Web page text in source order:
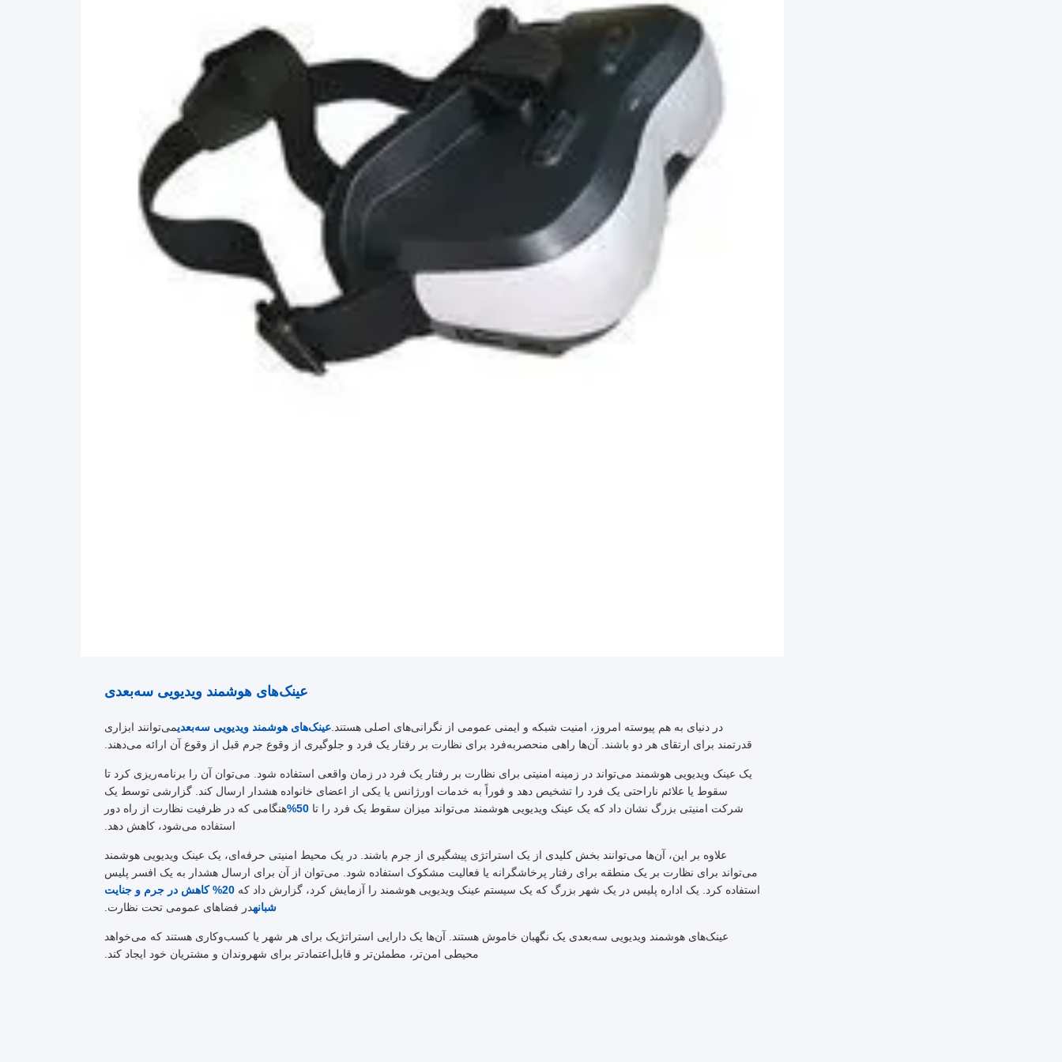
عینک‌های هوشمند ویدیویی سه‌بعدی
در دنیای به هم پیوسته امروز، امنیت شبکه و ایمنی عمومی از نگرانی‌های اصلی هستند. عینک‌های هوشمند ویدیویی سه‌بعدیمی‌توانند ابزاری
قدرتمند برای ارتقای هر دو باشند. آن‌ها راهی منحصربه‌فرد برای نظارت بر رفتار یک فرد و جلوگیری از وقوع جرم قبل از وقوع آن ارائه می‌دهند.
یک عینک ویدیویی هوشمند می‌تواند در زمینه امنیتی برای نظارت بر رفتار یک فرد در زمان واقعی استفاده شود. می‌توان آن را برنامه‌ریزی کرد تا
سقوط یا علائم ناراحتی یک فرد را تشخیص دهد و فوراً به خدمات اورژانس یا یکی از اعضای خانواده هشدار ارسال کند. گزارشی توسط یک
شرکت امنیتی بزرگ نشان داد که یک عینک ویدیویی هوشمند می‌تواند میزان سقوط یک فرد را تا 50%
هنگامی که در ظرفیت نظارت از راه دور
استفاده می‌شود، کاهش دهد.
علاوه بر این، آن‌ها می‌توانند بخش کلیدی از یک استراتژی پیشگیری از جرم باشند. در یک محیط امنیتی حرفه‌ای، یک عینک ویدیویی هوشمند
می‌تواند برای نظارت بر یک منطقه برای رفتار پرخاشگرانه یا فعالیت مشکوک استفاده شود. می‌توان از آن برای ارسال هشدار به یک افسر پلیس
استفاده کرد. یک اداره پلیس در یک شهر بزرگ که یک سیستم عینک ویدیویی هوشمند را آزمایش کرد، گزارش داد که
20% کاهش در جرم و جنایت
شبانهدر فضاهای عمومی تحت نظارت.
عینک‌های هوشمند ویدیویی سه‌بعدی یک نگهبان خاموش هستند. آن‌ها یک دارایی استراتژیک برای هر شهر یا کسب‌وکاری هستند که می‌خواهد
محیطی امن‌تر، مطمئن‌تر و قابل‌اعتمادتر برای شهروندان و مشتریان خود ایجاد کند.